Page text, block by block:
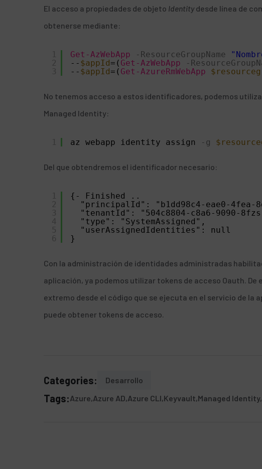
El acceso a propiedades de objeto Identitydesde línea de
obtenerse mediante:
1
2
3
Get-AzWebApp -ResourceGroupName
-- $appId=( Get-AzWebApp -
-- $appId=( Get-AzureRmWebApp
No tenemos acceso a estos identificadores, podemos
Managed Identity:
1 az webapp identity assign -g
Del que obtendremos el identificador necesario:
1
2
3
4
5
6
{- Finished ..
"principalId": "b1dd98c4-eae0-4fea-
"tenantId": "504c8804-c8a6-9090-
"type": "SystemAssigned",
"userAssignedIdentities": null
}
Con la administración de identidades administradas
aplicación, ya podemos utilizar tokens de acceso Oauth. De
extremo desde el código que se ejecuta en el servicio de la
puede obtener tokens de acceso.
Categories: Desarrollo
Tags:Azure Azure AD Azure CLI Keyvault Managed Identity